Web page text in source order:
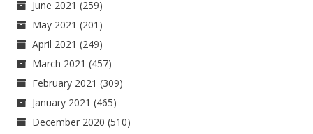
June 2021 (259)
May 2021 (201)
April 2021 (249)
March 2021 (457)
February 2021 (309)
January 2021 (465)
December 2020 (510)